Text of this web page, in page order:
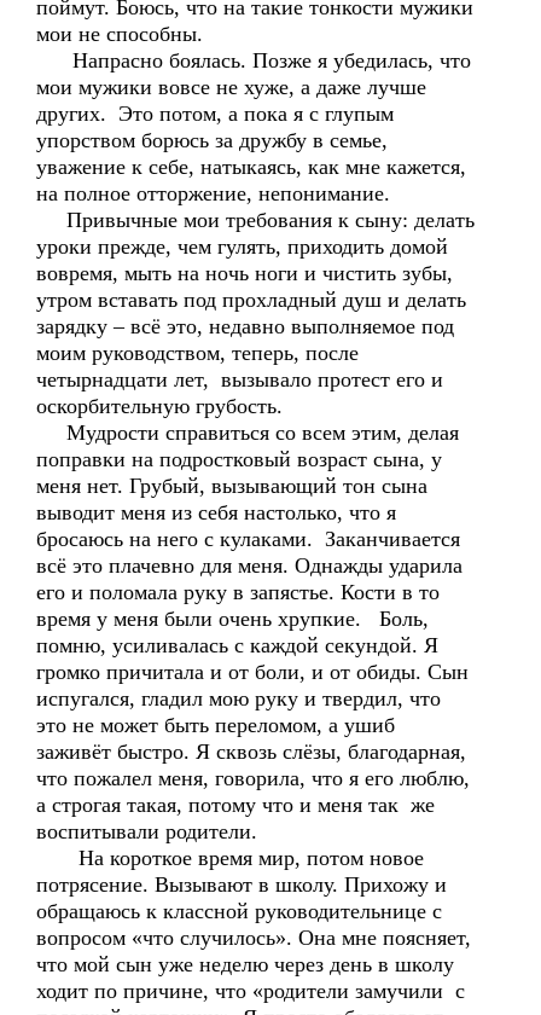
поймут. Боюсь, что на такие тонкости мужики
мои не способны.
Напрасно боялась. Позже я убедилась, что
мои мужики вовсе не хуже, а даже лучше
других. Это потом, а пока я с глупым
упорством борюсь за дружбу в семье,
уважение к себе, натыкаясь, как мне кажется,
на полное отторжение, непонимание.
Привычные мои требования к сыну: делать
уроки прежде, чем гулять, приходить домой
вовремя, мыть на ночь ноги и чистить зубы,
утром вставать под прохладный душ и делать
зарядку – всё это, недавно выполняемое под
моим руководством, теперь, после
четырнадцати лет, вызывало протест его и
оскорбительную грубость.
Мудрости справиться со всем этим, делая
поправки на подростковый возраст сына, у
меня нет. Грубый, вызывающий тон сына
выводит меня из себя настолько, что я
бросаюсь на него с кулаками. Заканчивается
всё это плачевно для меня. Однажды ударила
его и поломала руку в запястье. Кости в то
время у меня были очень хрупкие. Боль,
помню, усиливалась с каждой секундой. Я
громко причитала и от боли, и от обиды. Сын
испугался, гладил мою руку и твердил, что
это не может быть переломом, а ушиб
заживёт быстро. Я сквозь слёзы, благодарная,
что пожалел меня, говорила, что я его люблю,
а строгая такая, потому что и меня так же
воспитывали родители.
На короткое время мир, потом новое
потрясение. Вызывают в школу. Прихожу и
обращаюсь к классной руководительнице с
вопросом «что случилось». Она мне поясняет,
что мой сын уже неделю через день в школу
ходит по причине, что «родители замучили с